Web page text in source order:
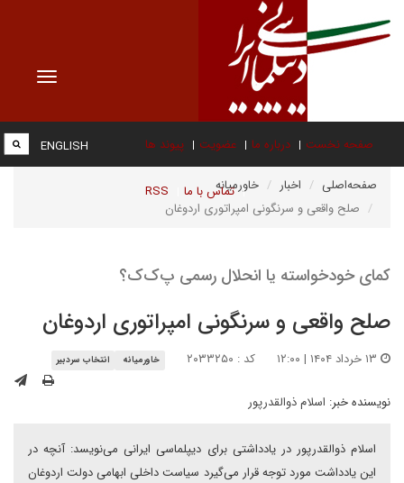
Toggle
صفحه نخست درباره ما عضویت پیوند ها
تماس با ما RSS
ENGLISH
صفحه‌اصلی اخبار
خاورمیانه
صلح واقعی و سرنگونی امپراتوری اردوغان
کمای خودخواسته یا انحلال رسمی پ‌ک‌ک؟
صلح واقعی و سرنگونی امپراتوری اردوغان
کد : ۲۰۳۳۲۵۰ خاورمیانه انتخاب سردبیر
نویسنده خبر: اسلام ذوالقدرپور
اسلام ذوالقدرپور در یادداشتی برای دیپلماسی ایرانی می‌نویسد: آنچه در
این یادداشت مورد توجه قرار می‌گیرد سیاست داخلی ابهامی دولت اردوغان